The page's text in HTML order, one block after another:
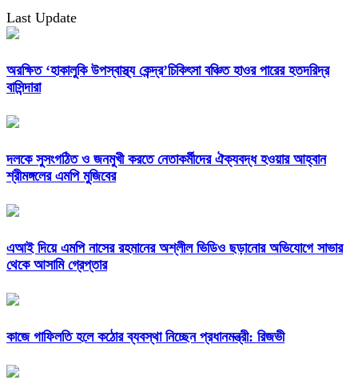
Last Update
অরক্ষিত ‘হাকালুকি উপস্বাস্থ্য কেন্দ্র’চিকিৎসা বঞ্চিত হাওর পারের হতদরিদ্র
বাসিন্দারা
দলকে সুসংগঠিত ও জনমুখী করতে নেতাকর্মীদের ঐক্যবদ্ধ হওয়ার আহ্বান
শ্রীমঙ্গলের এমপি মুজিবের
এআই দিয়ে এমপি নাসের রহমানের অশ্লীল ভিডিও ছড়ানোর অভিযোগে সাভার
থেকে আসামি গ্রেপ্তার
কাজে গাফিলতি হলে কঠোর ব্যবস্থা নিচ্ছেন প্রধানমন্ত্রী: রিজভী